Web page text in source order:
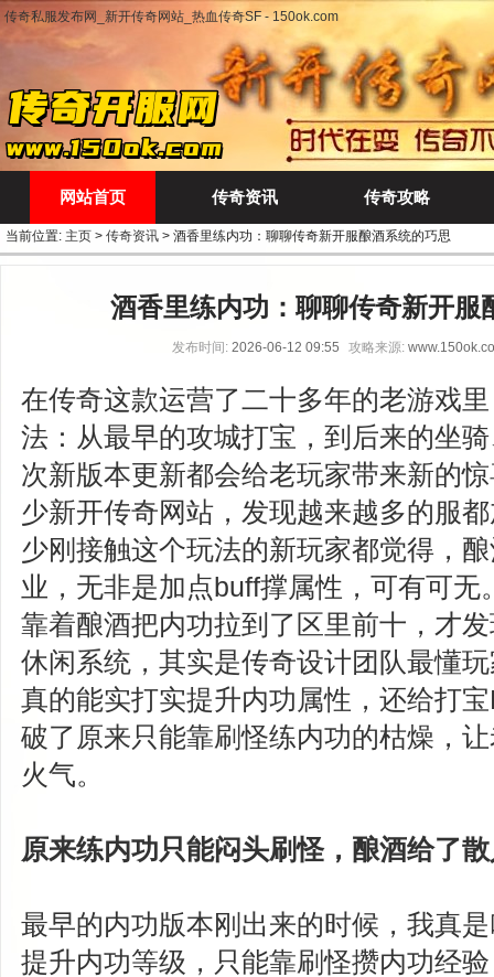
传奇私服发布网_新开传奇网站_热血传奇SF - 150ok.com
网站首页 传奇资讯 传奇攻略
当前位置: 主页 > 传奇资讯 > 酒香里练内功：聊聊传奇新开服酿酒系统的巧思
酒香里练内功：聊聊传奇新开服
发布时间: 2026-06-12 09:55 攻略来源:
在传奇这款运营了二十多年的老游戏
法：从最早的攻城打宝，到后来的坐
次新版本更新都会给老玩家带来新的
少新开传奇网站，发现越来越多的服
少刚接触这个玩法的新玩家都觉得，
业，无非是加点buff撑属性，可有可无
靠着酿酒把内功拉到了区里前十，才
休闲系统，其实是传奇设计团队最懂
真的能实打实提升内功属性，还给打
破了原来只能靠刷怪练内功的枯燥，
火气。
原来练内功只能闷头刷怪，酿酒给了
最早的内功版本刚出来的时候，我真
提升内功等级，只能靠刷怪攒内功经